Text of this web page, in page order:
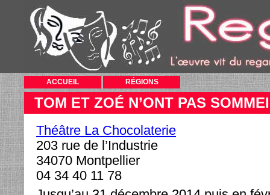
ACCUEIL RÉGIONS
TOM ET ZOÉ N’ONT PAS
Théâtre La Chocolaterie
203 rue de l’Industrie
34070 Montpellier
04 34 40 11 78